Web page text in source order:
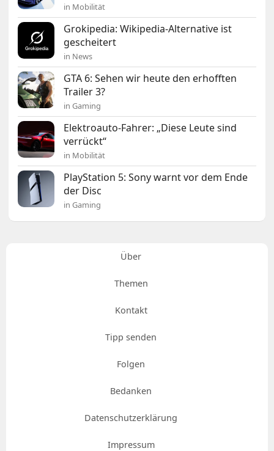
in Mobilität
Grokipedia: Wikipedia-Alternative ist
gescheitert
in News
GTA 6: Sehen wir heute den erhofften
Trailer 3?
in Gaming
Elektroauto-Fahrer: „Diese Leute sind
verrückt“
in Mobilität
PlayStation 5: Sony warnt vor dem Ende
der Disc
in Gaming
Über
Themen
Kontakt
Tipp senden
Folgen
Bedanken
Datenschutzerklärung
Impressum